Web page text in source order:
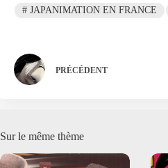
#JAPANIMATION EN FRANCE
PRÉCÉDENT
Sur le même thème